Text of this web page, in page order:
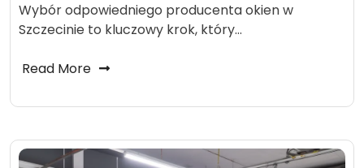
Wybór odpowiedniego producenta okien w
Szczecinie to kluczowy krok, który…
Read More